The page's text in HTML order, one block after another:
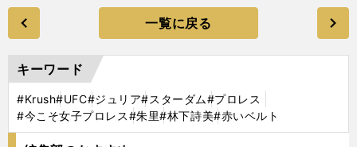
一覧に戻る
キーワード
#Krush#UFC#ジュリア#スターダム#プロレス
#今こそ女子プロレス#朱里#林下詩美#赤いベルト